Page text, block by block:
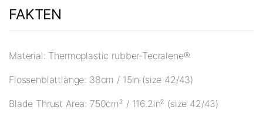
FAKTEN
Material: Thermoplastic rubber-Tecralene®
Flossenblattlänge: 38cm / 15in (size 42/43)
Blade Thrust Area: 750cm² / 116.2in² (size 42/43)